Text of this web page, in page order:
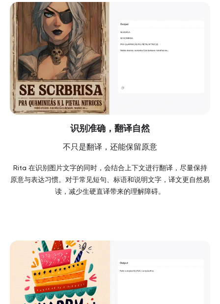
识别准确，翻译自然
不只是翻译，还能保留原意
Rita 在识别图片文字的同时，会结合上下文进行翻译，尽量保持
原意与表达习惯。对于常见短句、标语和说明文字，译文更自然易
读，减少生硬直译带来的理解障碍。